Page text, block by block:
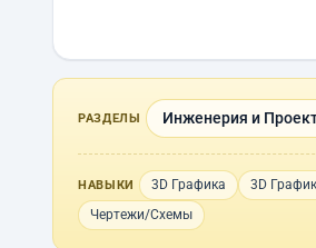
РАЗДЕЛЫ Инженерия и
НАВЫКИ 3D Графика 3D
Чертежи/Схемы